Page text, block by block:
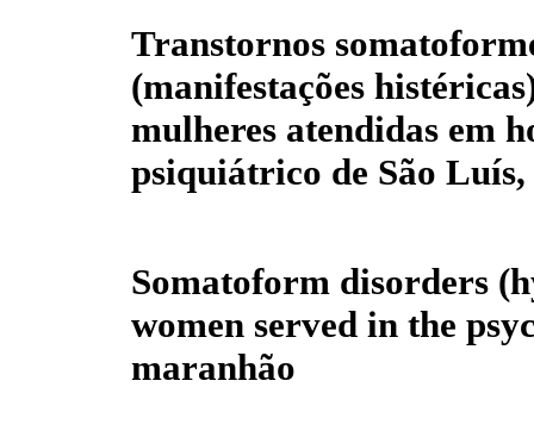
Transtornos
(manifestações
mulheres atendidas em
psiquiátrico de São
Somatoform disorders
women served in the
maranhão